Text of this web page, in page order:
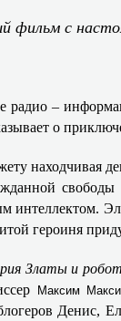
фильм с
радио –
о
находчивая
свободы
интеллектом.
героиня
Златы и
Максим
Денис,